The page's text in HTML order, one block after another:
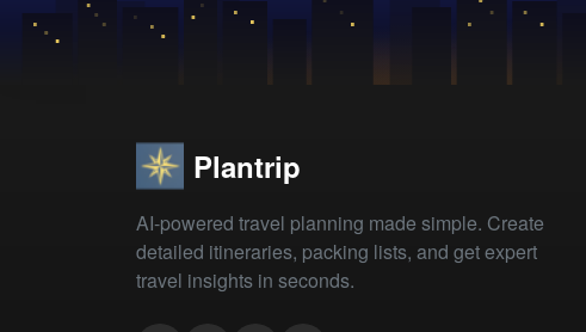
Plantrip
AI-powered travel planning made simple. Create
detailed itineraries, packing lists, and get expert
travel insights in seconds.